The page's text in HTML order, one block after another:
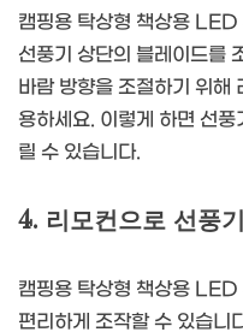
캠핑용 탁상형 책상용 LED
선풍기 상단의 블레이드를
바람 방향을 조절하기 위해
용하세요. 이렇게 하면 선
릴 수 있습니다.
4. 리모컨으로 선풍
캠핑용 탁상형 책상용 LED
편리하게 조작할 수 있습니